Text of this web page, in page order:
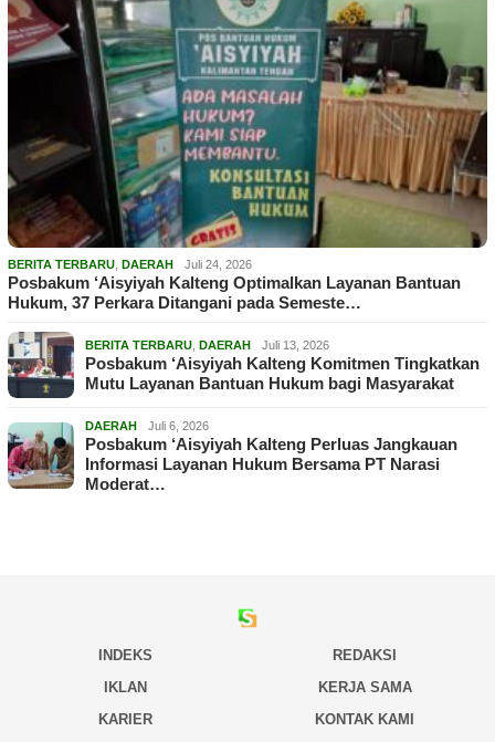
BERITA TERBARU DAERAH Juli 24, 2026
Posbakum ‘Aisyiyah Kalteng Optimalkan Layanan Bantuan
Hukum, 37 Perkara Ditangani pada Semeste…
BERITA TERBARU DAERAH Juli 13, 2026
Posbakum ‘Aisyiyah Kalteng Komitmen Tingkatkan
Mutu Layanan Bantuan Hukum bagi Masyarakat
DAERAH Juli 6, 2026
Posbakum ‘Aisyiyah Kalteng Perluas Jangkauan
Informasi Layanan Hukum Bersama PT Narasi
Moderat…
INDEKS
REDAKSI
IKLAN
KERJA SAMA
KARIER
KONTAK KAMI